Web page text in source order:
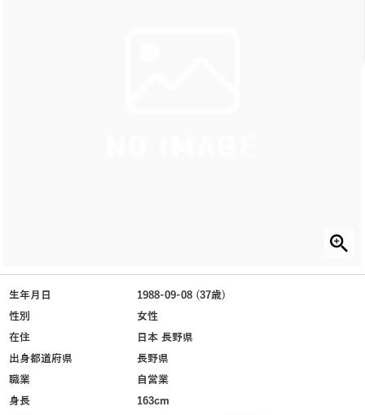
生年月日
1988-09-08 (37歳)
性別
女性
在住
日本 長野県
出身都道府県
長野県
職業
自営業
身長
163cm